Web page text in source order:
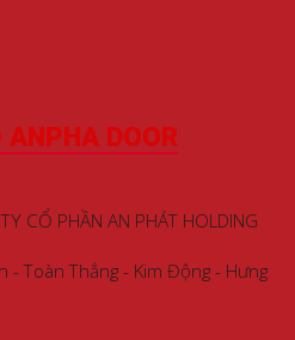
DOOR
CỔ PHẦN AN PHÁT HOLDING
- Toàn Thắng - Kim Động - Hưng